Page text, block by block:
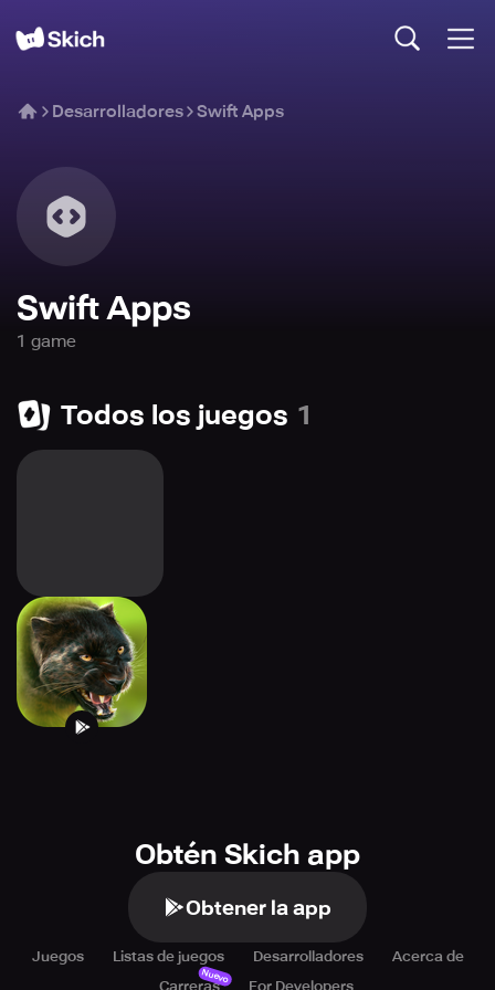
Desarrolladores Swift Apps
Swift Apps
1 game
Todos los juegos 1
Panther Online
Obtén Skich app
Obtener la app
Juegos Listas de juegos Desarrolladores
Acerca de
Carreras
Nuevo
For Developers